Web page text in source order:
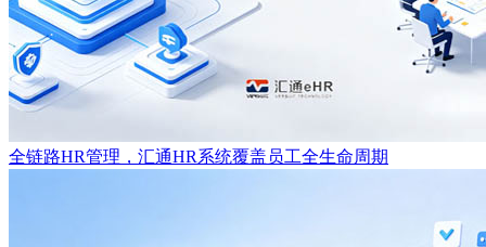
全链路HR管理，汇通HR系统覆盖员工全生命周期